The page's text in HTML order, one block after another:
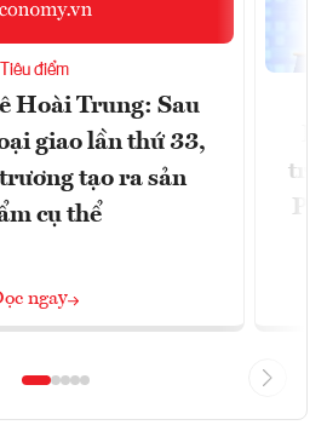
Tiêu điểm
Hoài Trung: Sau
giao lần thứ 33,
tạo ra sản
cụ thể
ngay